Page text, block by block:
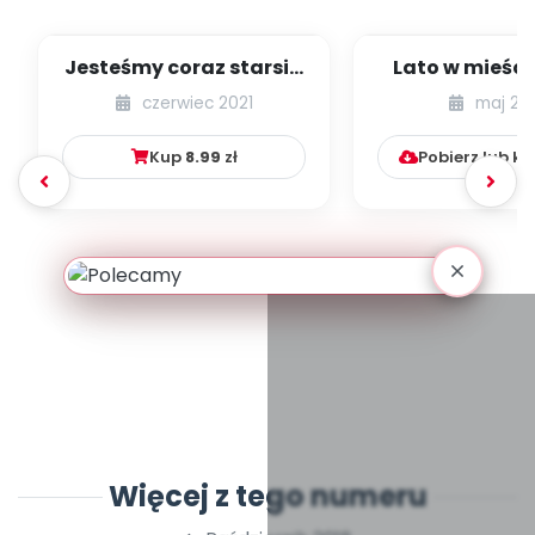
Jesteśmy coraz starsi -
zestaw
czerwiec 2021
Kup 8.99 zł
Lato w
dzieci
numer
maj
Pobierz lub
Więcej z tego numeru